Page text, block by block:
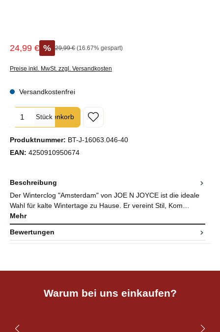
Verkaufspreis:
24,99 € % Regulärer Preis:
29,99 € (16.67% gespart)
Preise inkl. MwSt. zzgl. Versandkosten
Versandkostenfrei
Produkt Anzahl: Gib den gewünschten Wert ein oder benutze die
Stück
In den Warenkorb
Produktnummer: BT-J-16063.046-40
EAN: 4250910950674
Beschreibung
Der Winterclog "Amsterdam" von JOE N JOYCE ist die ideale
Wahl für kalte Wintertage zu Hause. Er vereint Stil, Kom…
Mehr
Bewertungen
Warum bei uns einkaufen?